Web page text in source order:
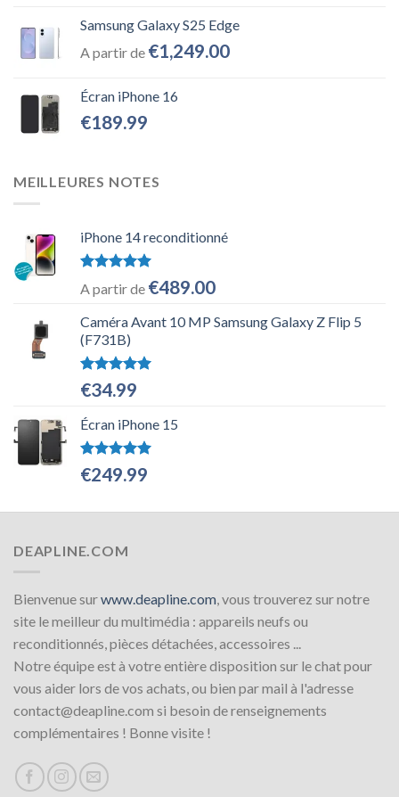
Samsung Galaxy S25 Edge
A partir de €1,249.00
Écran iPhone 16
€189.99
MEILLEURES NOTES
iPhone 14 reconditionné
Note 5.00
sur 5
A partir de €489.00
Caméra Avant 10 MP Samsung Galaxy Z Flip 5
(F731B)
Note 5.00
sur 5
€34.99
Écran iPhone 15
Note5.00
sur 5
€249.99
DEAPLINE.COM
Bienvenue surwww.deapline.com, vous trouverez sur notre
site le meilleur du multimédia : appareils neufs ou
reconditionnés, pièces détachées, accessoires ...
Notre équipe est à votre entière disposition sur le chat pour
vous aider lors de vos achats, ou bien par mail à l'adresse
contact@deapline.com si besoin de renseignements
complémentaires ! Bonne visite !